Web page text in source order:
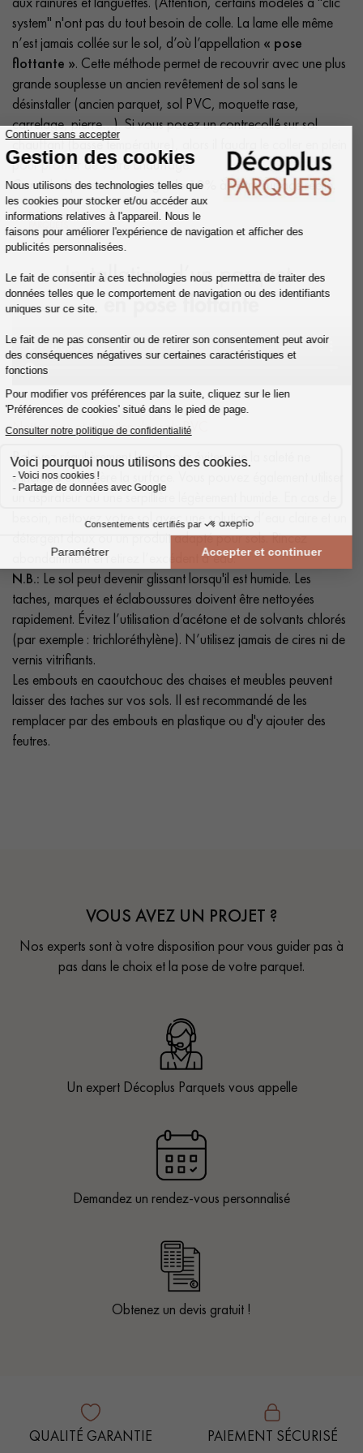
system" n'ont pas du tout besoin de colle. La lame elle même
n’est jamais collée sur le sol, d’où l’appellation « pose
flottante ». Cette méthode permet de recouvrir avec une plus
grande souplesse un ancien revêtement de sol sans le
désinstaller (ancien parquet, sol PVC, moquette rase,
carrelage, pierre…). Si vous posez un contrecollé sur sol
chauffant (basse température), alors il faudra le coller en plein
pour profiter de votre chauffage.
Conseil : Ajoutez unemarge de 10% à votre surface réelle.
Nettoyage et entretien des sols PVC
Balayez régulièrement le sol pour éviter que la saleté ne
s’incruste et n’altère la surface. Vous pouvez également utiliser
un aspirateur ou une serpillière légèrement humide. En cas de
besoin, nettoyez votre sol avec une solution d’eau claire et un
détergent doux ou un produit adapté pour sols. Rincez
abondamment et retirez l’excédent d’eau.
N.B.: Le sol peut devenir glissant lorsqu'il est humide. Les
taches, marques et éclaboussures doivent être nettoyées
rapidement. Évitez l’utilisation d’acétone et de solvants chlorés
(par exemple : trichloréthylène). N’utilisez jamais de cires ni de
vernis vitrifiants.
Les embouts en caoutchouc des chaises et meubles peuvent
laisser des taches sur vos sols. Il est recommandé de les
remplacer par des embouts en plastique ou d'y ajouter des
feutres.
VOUS AVEZ UN PROJET ?
Nos experts sont à votre disposition pour vous guider pas à
pas dans le choix et la pose de votre parquet.
Un expert Décoplus Parquets vous appelle
Demandez un rendez-vous personnalisé
Obtenez un devis gratuit !
QUALITÉ GARANTIE PAIEMENT SÉCURISÉ